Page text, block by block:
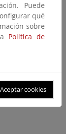
Puede
qué
sobre
Política de
Aceptar cookies